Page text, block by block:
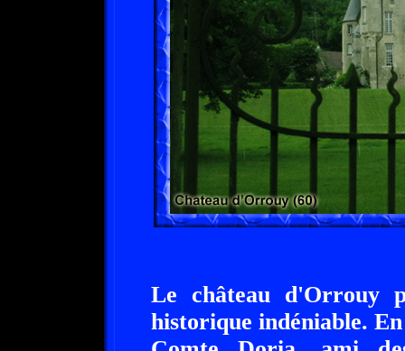
Le château d'Orrouy
historique indéniable.